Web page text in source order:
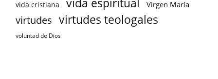
vida cristiana vida espiritual Virgen María
virtudes virtudes teologales
voluntad de Dios